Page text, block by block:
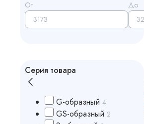
От До
Серия товара
G-образный 4
GS-образный 2